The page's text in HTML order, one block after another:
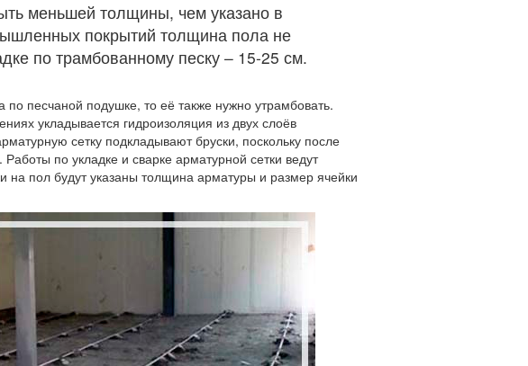
меньшей толщины, чем указано в
покрытий толщина пола не
по трамбованному песку – 15-25 см.
по песчаной подушке, то её также нужно утрамбовать.
укладывается гидроизоляция из двух слоёв
сетку подкладывают бруски, поскольку после
по укладке и сварке арматурной сетки ведут
на пол будут указаны толщина арматуры и размер ячейки